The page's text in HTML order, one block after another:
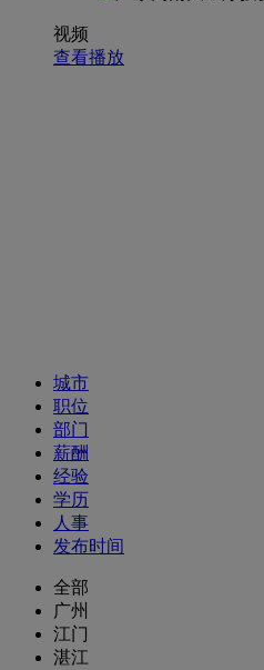
视频
查看播放
城市
职位
部门
薪酬
经验
学历
人事
发布时间
全部
广州
江门
湛江